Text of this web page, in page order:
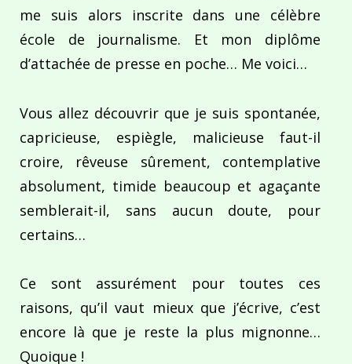
me suis alors inscrite dans une célèbre
école de journalisme. Et mon diplôme
d’attachée de presse en poche… Me voici…
Vous allez découvrir que je suis spontanée,
capricieuse, espiègle, malicieuse faut-il
croire, rêveuse sûrement, contemplative
absolument, timide beaucoup et agaçante
semblerait-il, sans aucun doute, pour
certains…
Ce sont assurément pour toutes ces
raisons, qu’il vaut mieux que j’écrive, c’est
encore là que je reste la plus mignonne…
Quoique !